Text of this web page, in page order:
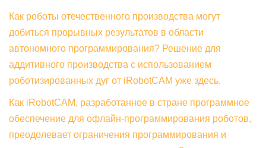
Как роботы отечественного производства могут
добиться прорывных результатов в области
автономного программирования? Решение для
аддитивного производства с использованием
роботизированных дуг от iRobotCAM уже здесь.
Как iRobotCAM, разработанное в стране программное
обеспечение для офлайн-программирования роботов,
преодолевает ограничения программирования и